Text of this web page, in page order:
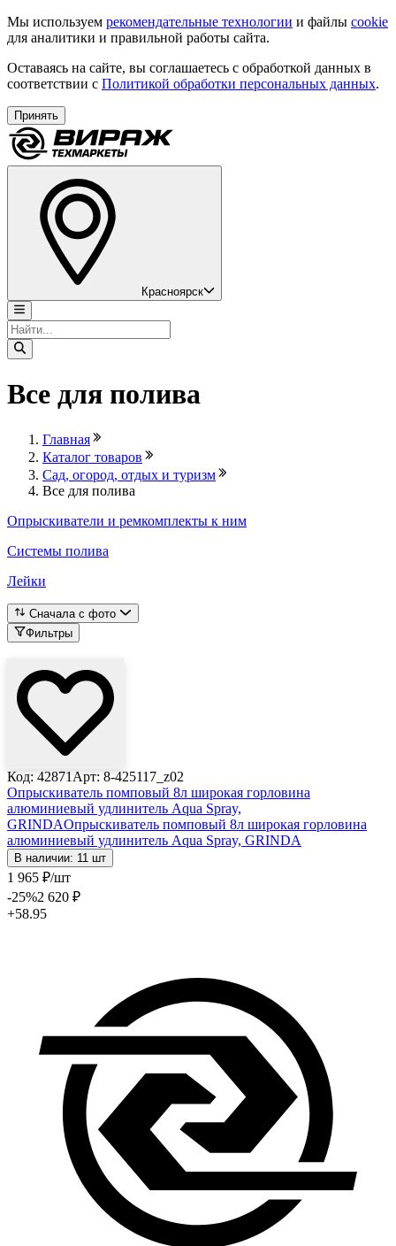
Мы используем рекомендательные технологии и файлы cookie
для аналитики и правильной работы сайта.
Оставаясь на сайте, вы соглашаетесь с обработкой данных в
соответствии с Политикой обработки персональных данных.
Принять
Красноярск
Все для полива
Главная
Каталог товаров
Сад, огород, отдых и туризм
Все для полива
Опрыскиватели и ремкомплекты к ним
Системы полива
Лейки
Сначала с фото
Фильтры
Код: 42871 Арт: 8-425117_z02
Опрыскиватель помповый 8л широкая горловина
алюминиевый удлинитель Aqua Spray,
GRINDAОпрыскиватель помповый 8л широкая горловина
алюминиевый удлинитель Aqua Spray, GRINDA
В наличии: 11 шт
1 965 ₽/шт
-25%2 620 ₽
+58.95